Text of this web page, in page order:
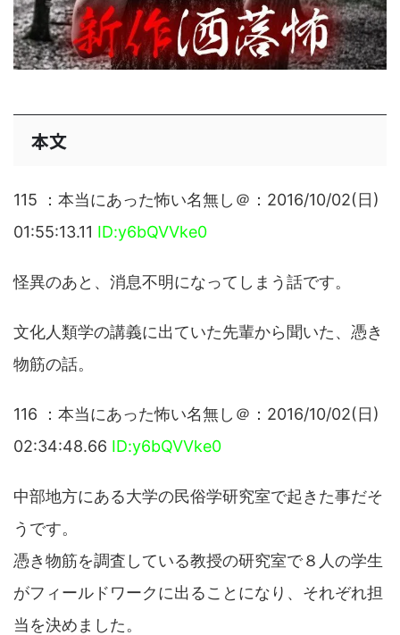
本文
115 ：本当にあった怖い名無し＠：2016/10/02(日)
01:55:13.11 ID:y6bQVVke0
怪異のあと、消息不明になってしまう話です。
文化人類学の講義に出ていた先輩から聞いた、憑き
物筋の話。
116 ：本当にあった怖い名無し＠：2016/10/02(日)
02:34:48.66 ID:y6bQVVke0
中部地方にある大学の民俗学研究室で起きた事だそ
うです。
憑き物筋を調査している教授の研究室で８人の学生
がフィールドワークに出ることになり、それぞれ担
当を決めました。